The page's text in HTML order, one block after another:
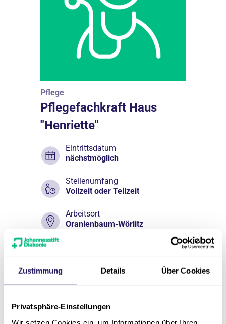
Zustimmung Details Über Cookies
Privatsphäre-Einstellungen
Pflege
Pflegefachkraft Haus
"Henriette"
Eintrittsdatum
nächstmöglich
Stellenumfang
Vollzeit oder Teilzeit
Arbeitsort
Oranienbaum-Wörlitz
Zur Ausschreibung